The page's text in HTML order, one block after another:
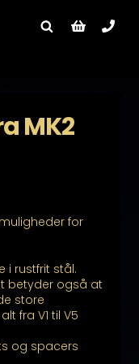
MK2
for
i rustfrit stål.
betyder også at
store
fra V1 til V5
og spacers